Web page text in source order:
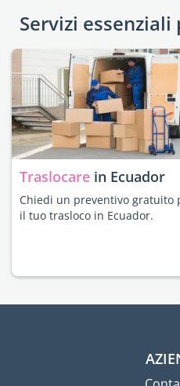
Servizi
Traslocare in Ecuador
Chiedi un preventivo gratuito
il tuo trasloco in Ecuador.